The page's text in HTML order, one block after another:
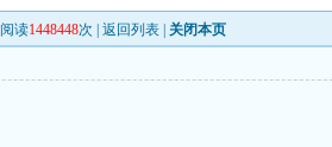
阅读1448448次 |返回列表 关闭本页